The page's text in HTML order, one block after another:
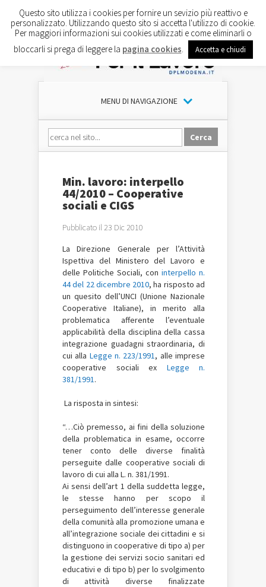
MENU DI NAVIGAZIONE
Min. lavoro: interpello
44/2010 – Cooperative
sociali e CIGS
Pubblicato il 23 Dic 2010
La Direzione Generale per l’Attività
Ispettiva del Ministero del Lavoro e
delle Politiche Sociali, con interpello n.
44 del 22 dicembre 2010, ha risposto ad
un quesito dell’UNCI (Unione Nazionale
Cooperative Italiane), in merito alla
problematica afferente l’eventuale
applicabilità della disciplina della cassa
integrazione guadagni straordinaria, di
cui alla Legge n. 223/1991, alle imprese
cooperative sociali ex Legge n.
381/1991.
La risposta in sintesi:
“…Ciò premesso, ai fini della soluzione
della problematica in esame, occorre
tener conto delle diverse finalità
perseguite dalle cooperative sociali di
lavoro di cui alla L. n. 381/1991.
Ai sensi dell’art 1 della suddetta legge,
le stesse hanno per scopo il
perseguimento dell’interesse generale
della comunità alla promozione umana e
all’integrazione sociale dei cittadini e si
distinguono in cooperative di tipo a) per
la gestione dei servizi socio sanitari ed
educativi e di tipo b) per lo svolgimento
di attività diverse finalizzate
Questo sito utilizza i cookies per fornire un sevizio più reattivo e
personalizzato. Utilizzando questo sito si accetta l'utilizzo di cookie.
Per maggiori informazioni sui cookies utilizzati e come eliminarli o
bloccarli si prega di leggere la pagina cookies Accetta e chiudi